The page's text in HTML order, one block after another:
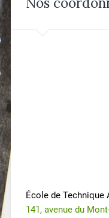
École de Technique
141, avenue du